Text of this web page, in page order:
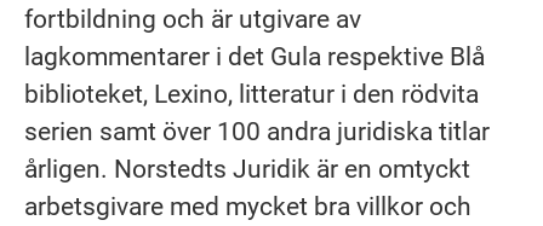
fortbildning och är utgivare av
lagkommentarer i det Gula respektive Blå
biblioteket, Lexino, litteratur i den rödvita
serien samt över 100 andra juridiska titlar
årligen. Norstedts Juridik är en omtyckt
arbetsgivare med mycket bra villkor och